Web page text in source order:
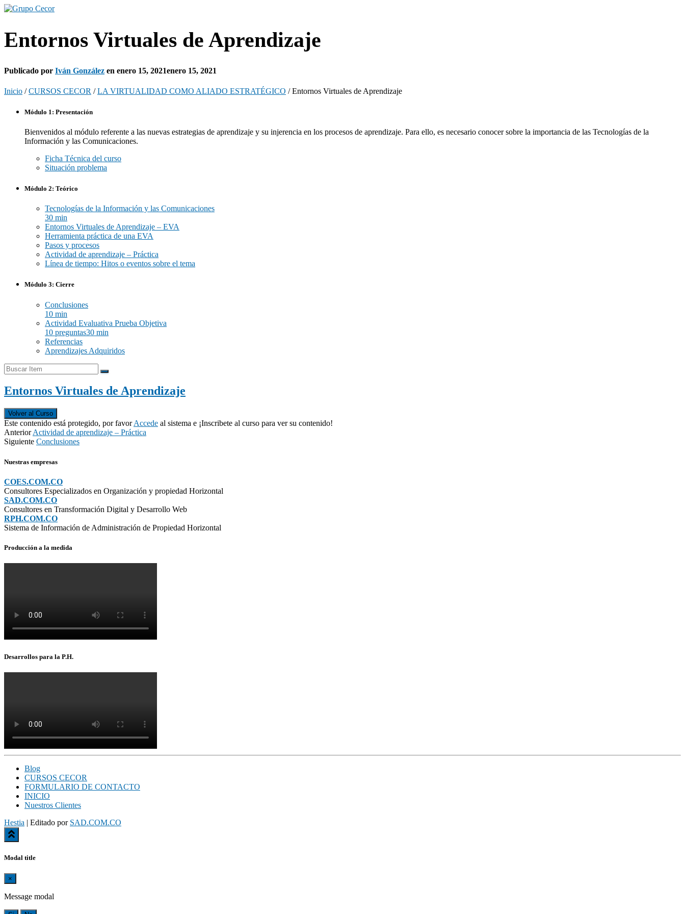
Entornos Virtuales de Aprendizaje
Publicado por Iván González en enero 15, 2021enero 15, 2021
Inicio /CURSOS CECOR /LA VIRTUALIDAD COMO ALIADO ESTRATÉGICO / Entornos Virtuales de Aprendizaje
Módulo 1: Presentación
Bienvenidos al módulo referente a las nuevas estrategias de aprendizaje y su injerencia en los procesos de aprendizaje. Para ello, es necesario conocer sobre la importancia de las Tecnologías de la
Información y las Comunicaciones.
Ficha Técnica del curso
Situación problema
Módulo 2: Teórico
Tecnologías de la Información y las Comunicaciones
30 min
Entornos Virtuales de Aprendizaje – EVA
Herramienta práctica de una EVA
Pasos y procesos
Actividad de aprendizaje – Práctica
Línea de tiempo: Hitos o eventos sobre el tema
Módulo 3: Cierre
Conclusiones
10 min
Actividad Evaluativa Prueba Objetiva
10 preguntas30 min
Referencias
Aprendizajes Adquiridos
Entornos Virtuales de Aprendizaje
Volver al Curso
Este contenido está protegido, por favorAccede al sistema e ¡Inscribete al curso para ver su contenido!
Anterior Actividad de aprendizaje – Práctica
Siguiente Conclusiones
Nuestras empresas
COES.COM.CO
Consultores Especializados en Organización y propiedad Horizontal
SAD.COM.CO
Consultores en Transformación Digital y Desarrollo Web
RPH.COM.CO
Sistema de Información de Administración de Propiedad Horizontal
Producción a la medida
Desarrollos para la P.H.
Blog
CURSOS CECOR
FORMULARIO DE CONTACTO
INICIO
Nuestros Clientes
Hestia | Editado por SAD.COM.CO
Modal title
×
Message modal